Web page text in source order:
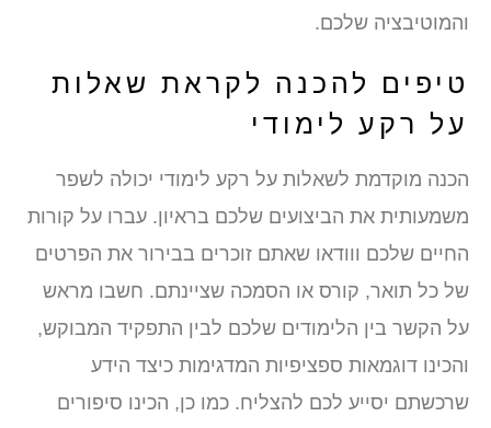
שלכם.
להכנה לקראת שאלות
רקע לימודי
מוקדמת לשאלות על רקע לימודי יכולה לשפר
את הביצועים שלכם בראיון. עברו על קורות
שלכם ווודאו שאתם זוכרים בבירור את הפרטים
כל תואר, קורס או הסמכה שציינתם. חשבו מראש
הקשר בין הלימודים שלכם לבין התפקיד המבוקש,
דוגמאות ספציפיות המדגימות כיצד הידע
יסייע לכם להצליח. כמו כן, הכינו סיפורים